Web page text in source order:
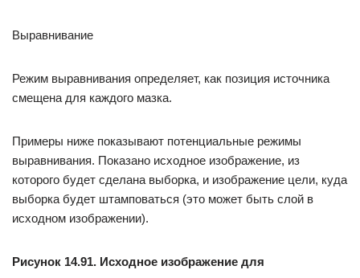
Выравнивание
Режим выравнивания определяет, как позиция источника
смещена для каждого мазка.
Примеры ниже показывают потенциальные режимы
выравнивания. Показано исходное изображение, из
которого будет сделана выборка, и изображение цели, куда
выборка будет штамповаться (это может быть слой в
исходном изображении).
Рисунок 14.91. Исходное изображение для